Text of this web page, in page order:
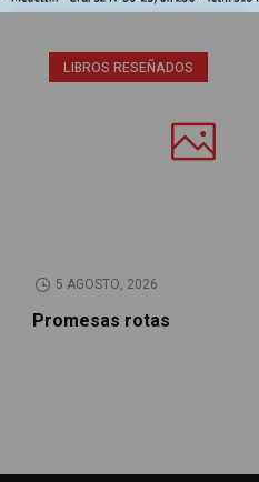
LIBROS RESEÑADOS
5 AGOSTO, 2026
Promesas rotas